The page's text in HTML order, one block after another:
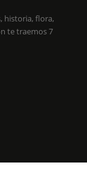
historia, flora,
te traemos 7